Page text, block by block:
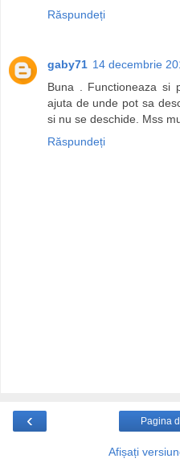
Răspundeți
gaby71 14 decembrie
Buna . Functioneaza si
ajuta de unde pot sa
si nu se deschide. Mss
Răspundeți
‹ Pagina
Afișați